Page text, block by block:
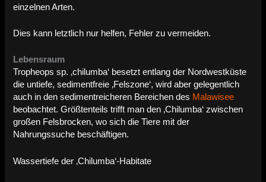
einzelnen Arten.
Dies kann letztlich nur helfen, Fehler zu vermeiden.
Lebensraum
Tropheops sp. ‚chilumba‘ besetzt entlang der Nordwestküste
die untiefe, sedimentfreie ‚Felszone‘, wird aber gelegentlich
auch in den sedimentreicheren Bereichen des Malawisee
beobachtet. Größtenteils trifft man den ‚Chilumba‘ zwischen
großen Felsbrocken, wo sich die Tiere mit der
Nahrungssuche beschäftigen.
Wassertiefe der ‚Chilumba‘-Habitate